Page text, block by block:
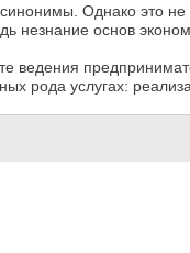
Однако это не
незнание основ
рода услугах: